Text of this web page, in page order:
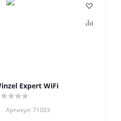
Expert WiFi
Артикул: 71003